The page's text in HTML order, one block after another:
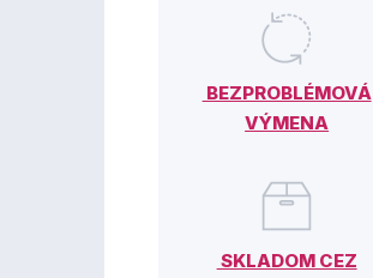
BEZPROBLÉMOVÁ
VÝMENA
SKLADOM CEZ